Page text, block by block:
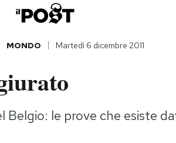
MONDO Martedì 6 dicembre 2011
le prove che esiste